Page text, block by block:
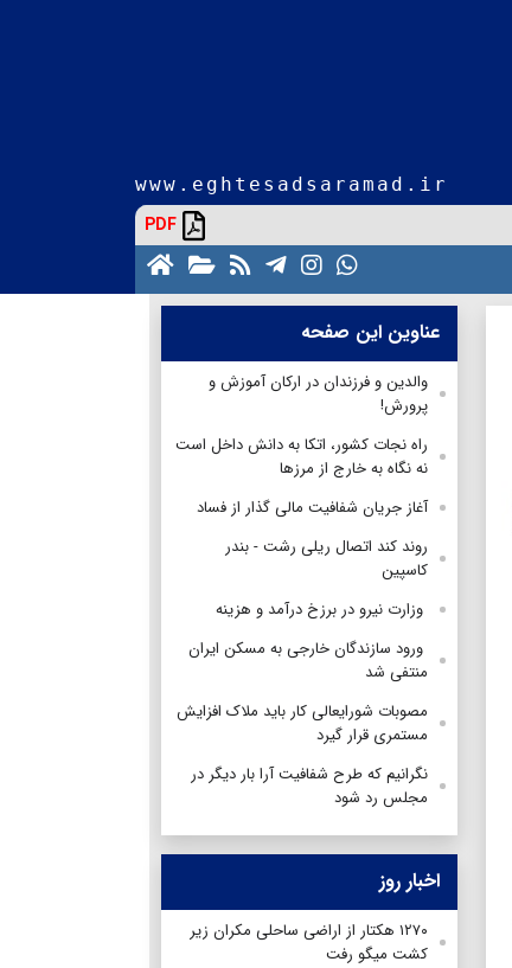
www.eghtesadsaramad.ir
PDF
عناوین این صفحه
والدین و فرزندان در ارکان آموزش و
پرورش!
راه نجات کشور، اتکا به دانش داخل است
نه نگاه به خارج از مرزها
آغاز جریان شفافیت مالی گذار از فساد
روند کند اتصال ریلی رشت - بندر
کاسپین
وزارت نیرو در برزخ درآمد و هزینه
ورود سازندگان خارجی به مسکن ایران
منتفی شد
مصوبات شورایعالی کار باید ملاک افزایش
مستمری قرار گیرد
نگرانیم که طرح شفافیت آرا بار دیگر در
مجلس رد شود
اخبار روز
۱۲۷۰ هکتار از اراضی ساحلی مکران زیر
کشت میگو رفت